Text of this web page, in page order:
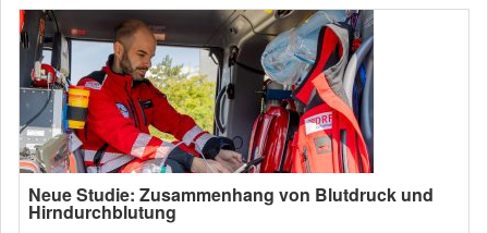
Neue Studie: Zusammenhang von Blutdruck und
Hirndurchblutung